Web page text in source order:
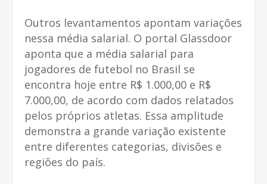
Outros levantamentos apontam variações
nessa média salarial. O portal Glassdoor
aponta que a média salarial para
jogadores de futebol no Brasil se
encontra hoje entre R$ 1.000,00 e R$
7.000,00, de acordo com dados relatados
pelos próprios atletas. Essa amplitude
demonstra a grande variação existente
entre diferentes categorias, divisões e
regiões do país.